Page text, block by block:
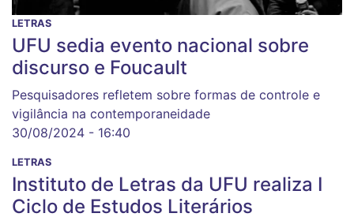
LETRAS
UFU sedia evento nacional sobre
discurso e Foucault
Pesquisadores refletem sobre formas de controle e
vigilância na contemporaneidade
30/08/2024 - 16:40
LETRAS
Instituto de Letras da UFU realiza I
Ciclo de Estudos Literários